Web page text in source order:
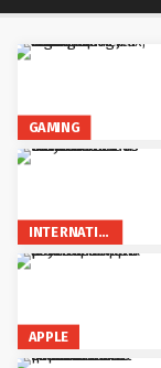
GAMING
INTERNATIONAL
APPLE